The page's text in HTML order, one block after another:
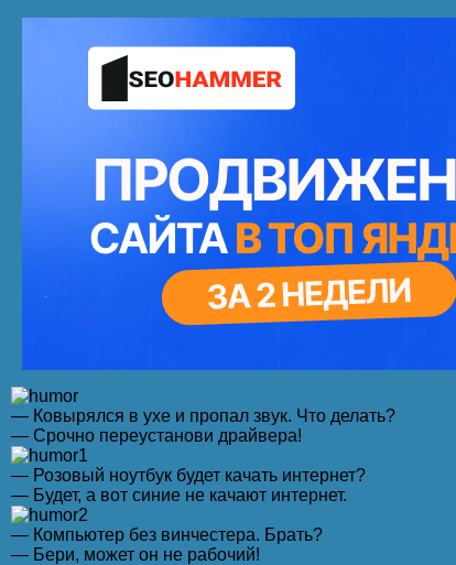
— Ковырялся в ухе и пропал звук. Что делать?
— Срочно переустанови драйвера!
— Розовый ноутбук будет качать интернет?
— Будет, а вот синие не качают интернет.
— Компьютер без винчестера. Брать?
— Бери, может он не рабочий!